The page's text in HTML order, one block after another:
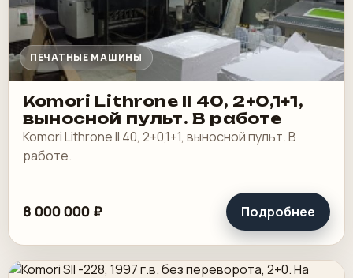
ПЕЧАТНЫЕ МАШИНЫ
Komori Lithrone II 40, 2+0,1+1,
выносной пульт. В работе
Komori Lithrone II 40, 2+0,1+1, выносной пульт. В
работе.
8 000 000 ₽ Подробнее